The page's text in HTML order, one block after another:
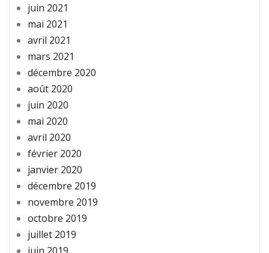
juin 2021
mai 2021
avril 2021
mars 2021
décembre 2020
août 2020
juin 2020
mai 2020
avril 2020
février 2020
janvier 2020
décembre 2019
novembre 2019
octobre 2019
juillet 2019